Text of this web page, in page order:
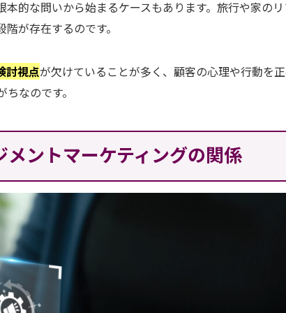
的な問いから始まるケースもあります。旅行や家の
が存在するのです。
討視点が欠けていることが多く、顧客の心理や行動を
なのです。
ントマーケティングの関係